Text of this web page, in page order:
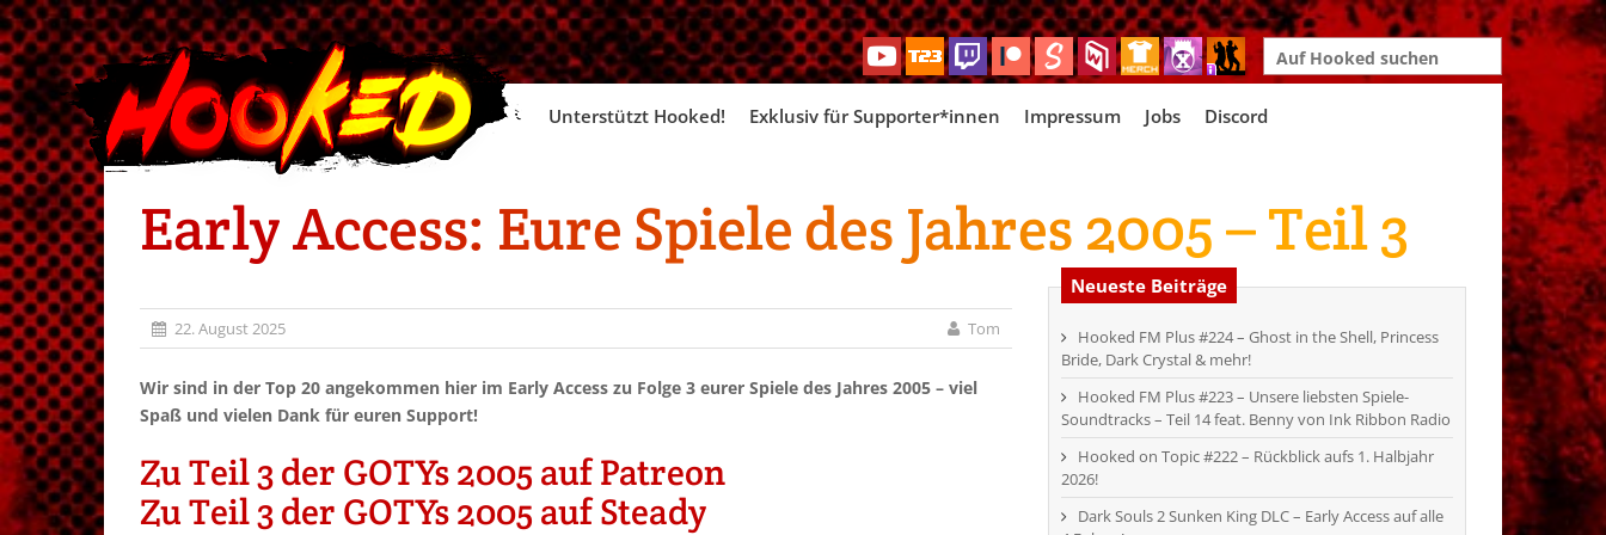
Search
for:
Skip
Unterstützt Hooked! Exklusiv für Supporter*innen Impressum Jobs Discord
Early Access: Eure Spiele des Jahres 2005 – Teil 3
22. August 2025 Tom
Wir sind in der Top 20 angekommen hier im Early Access zu Folge 3 eurer Spiele des Jahres 2005 – viel
Spaß und vielen Dank für euren Support!
Zu Teil 3 der GOTYs 2005 auf Patreon
Zu Teil 3 der GOTYs 2005 auf Steady
Neueste Beiträge
Hooked FM Plus #224 – Ghost in the Shell, Princess
Bride, Dark Crystal & mehr!
Hooked FM Plus #223 – Unsere liebsten Spiele-
Soundtracks – Teil 14 feat. Benny von Ink Ribbon Radio
Hooked on Topic #222 – Rückblick aufs 1. Halbjahr
2026!
Dark Souls 2 Sunken King DLC – Early Access auf alle